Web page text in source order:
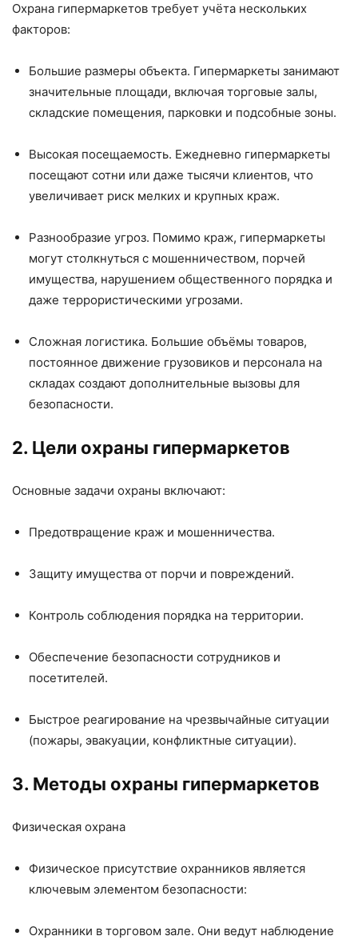
Охрана гипермаркетов требует учёта нескольких
факторов:
Большие размеры объекта. Гипермаркеты занимают
значительные площади, включая торговые залы,
складские помещения, парковки и подсобные зоны.
Высокая посещаемость. Ежедневно гипермаркеты
посещают сотни или даже тысячи клиентов, что
увеличивает риск мелких и крупных краж.
Разнообразие угроз. Помимо краж, гипермаркеты
могут столкнуться с мошенничеством, порчей
имущества, нарушением общественного порядка и
даже террористическими угрозами.
Сложная логистика. Большие объёмы товаров,
постоянное движение грузовиков и персонала на
складах создают дополнительные вызовы для
безопасности.
2. Цели охраны гипермаркетов
Основные задачи охраны включают:
Предотвращение краж и мошенничества.
Защиту имущества от порчи и повреждений.
Контроль соблюдения порядка на территории.
Обеспечение безопасности сотрудников и
посетителей.
Быстрое реагирование на чрезвычайные ситуации
(пожары, эвакуации, конфликтные ситуации).
3. Методы охраны гипермаркетов
Физическая охрана
Физическое присутствие охранников является
ключевым элементом безопасности:
Охранники в торговом зале. Они ведут наблюдение